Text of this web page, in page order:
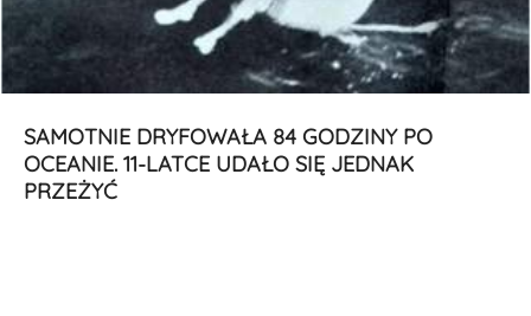
SAMOTNIE DRYFOWAŁA 84 GODZINY PO
OCEANIE. 11-LATCE UDAŁO SIĘ JEDNAK
PRZEŻYĆ